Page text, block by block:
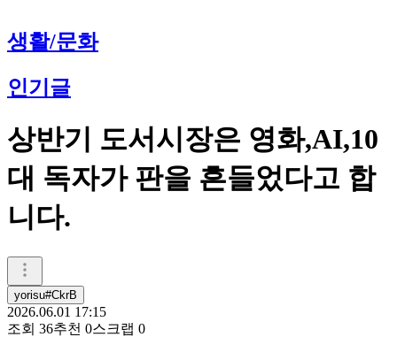
생활/문화
인기글
상반기 도서시장은 영화,AI,10
대 독자가 판을 흔들었다고 합
니다.
yorisu#CkrB
2026.06.01 17:15
조회 36추천 0스크랩 0